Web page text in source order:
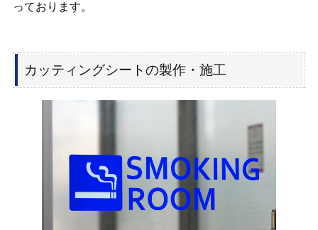
っております。
カッティングシートの製作・施工